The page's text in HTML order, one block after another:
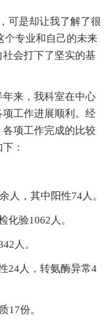
是却让我了解了很
个专业和自己的未来
会打下了坚实的基
来，我科室在中心
工作进展顺利。经
项工作完成的比较
：
，其中阳性74人。
验1062人。
人。
人，转氨酶异常4
份。